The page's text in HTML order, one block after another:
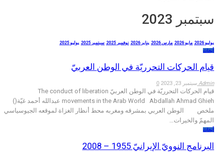
سبتمبر 2023
يوليو 2026 مايو 2026 مارس 2026 يناير 2026 نوفمبر 2025 سبتمبر 2025
يوليو 2025
أبحاث
قيام الحركات التحرريّة في الوطن العربيّ
Admin سبتمبر 23, 2023 0
قيام الحركات التحرريّة في الوطن العربيّ The conduct of liberation
movements in the Arab World Abdallah Ahmad Ghieh عبدالله أحمد غيّة()
ملخص الوطن العربي بمشرقه ومغربه محط أنظار الغزاة لموقعه الجيوسياسي
المهمّ والخيرات…
أبحاث
البرنامج النوويّ الإيرانيّ 1955 – 2008